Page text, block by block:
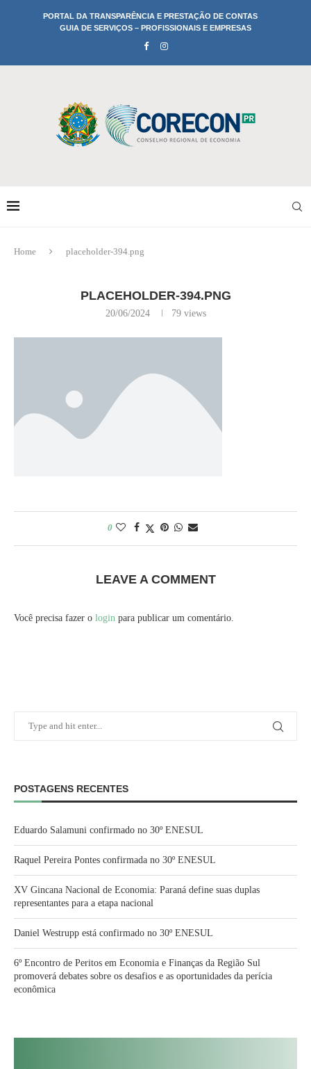
PORTAL DA TRANSPARÊNCIA E PRESTAÇÃO DE CONTAS
GUIA DE SERVIÇOS – PROFISSIONAIS E EMPRESAS
Home placeholder-394.png
PLACEHOLDER-394.PNG
20/06/2024 79views
0
LEAVE A COMMENT
Você precisa fazer o login para publicar um comentário.
POSTAGENS RECENTES
Eduardo Salamuni confirmado no 30º ENESUL
Raquel Pereira Pontes confirmada no 30º ENESUL
XV Gincana Nacional de Economia: Paraná define suas duplas
representantes para a etapa nacional
Daniel Westrupp está confirmado no 30º ENESUL
6º Encontro de Peritos em Economia e Finanças da Região Sul
promoverá debates sobre os desafios e as oportunidades da perícia
econômica